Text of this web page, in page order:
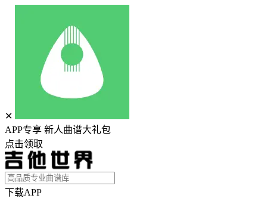
✕
APP专享 新人曲谱大礼包
点击领取
下载APP